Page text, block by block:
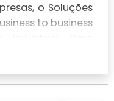
o Soluções
to business
Para
Mini injetora de
ou mais dos